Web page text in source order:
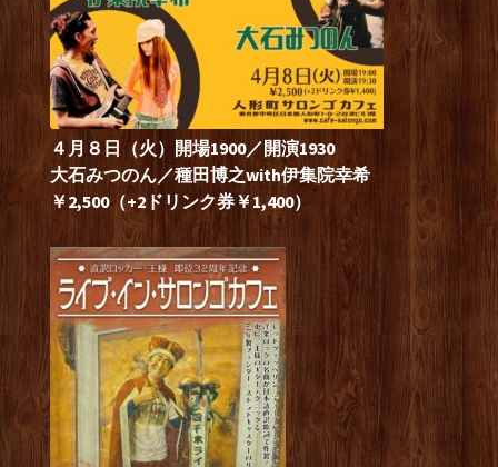
４月８日（火）開場1900／開演1930
大石みつのん／種田博之with伊集院幸希
￥2,500（+2ドリンク券￥1,400）